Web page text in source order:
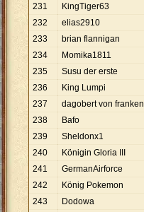
231
KingTiger63
232
elias2910
233
brian flannigan
234
Momika1811
235
Susu der erste
236
King Lumpi
237
dagobert von franken
238
Bafo
239
Sheldonx1
240
Königin Gloria III
241
GermanAirforce
242
König Pokemon
243
Dodowa